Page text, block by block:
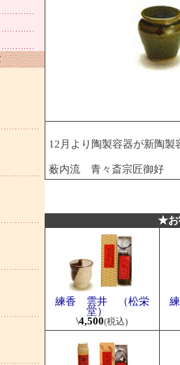
12月より陶製容器が新陶製
薮内流 青々斎宗匠御好
★お
練香 雲井 （松栄
堂）
\4,500(税込)